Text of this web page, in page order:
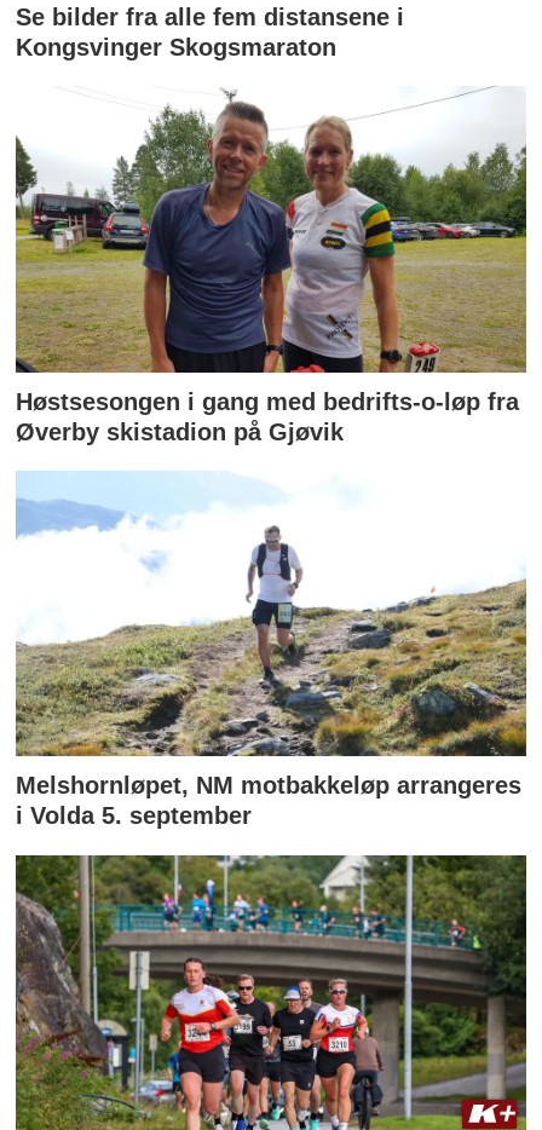
Se bilder fra alle fem distansene i
Kongsvinger Skogsmaraton
Høstsesongen i gang med bedrifts-o-løp fra
Øverby skistadion på Gjøvik
Melshornløpet, NM motbakkeløp arrangeres
i Volda 5. september